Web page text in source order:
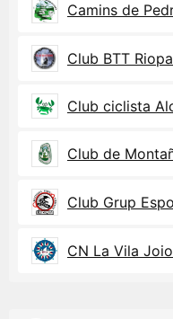
Camins de
Club BTT
Club ciclista
Club de
Club Grup
CN La Vila